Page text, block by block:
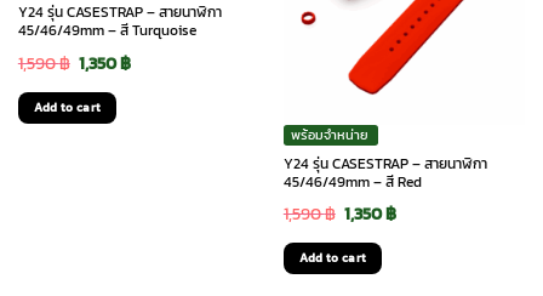
Y24 รุ่น CASESTRAP – สายนาฬิกา
45/46/49mm – สี Turquoise
1,590฿ Original
price
was:
1,350฿Current
Add to cart
พร้อมจำหน่าย
Y24 รุ่น CASESTRAP – สายนาฬิกา
45/46/49mm – สี Red
1,590฿ Original
price
was:
1,350฿Current
Add to cart